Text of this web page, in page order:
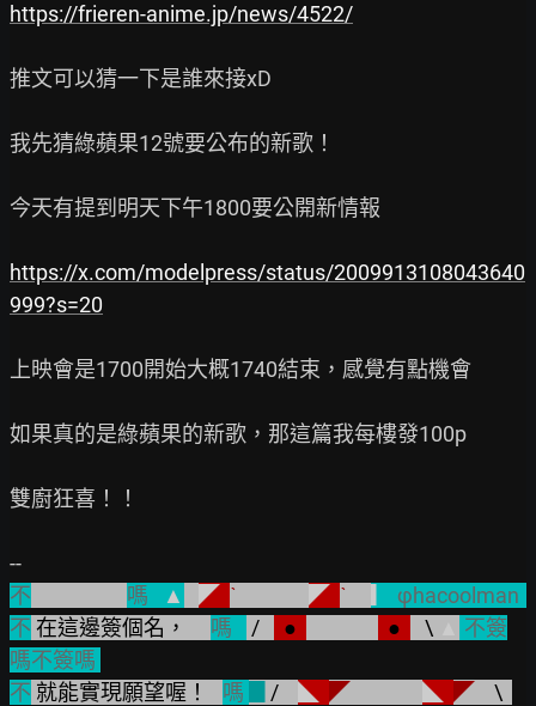
https://frieren-anime.jp/news/4522/
推文可以猜一下是誰來接xD
我先猜綠蘋果12號要公布的新歌！
今天有提到明天下午1800要公開新情報
https://x.com/modelpress/status/2009913108043640
999?s=20
上映會是1700開始大概1740結束，感覺有點機會
如果真的是綠蘋果的新歌，那這篇我每樓發100p
雙廚狂喜！！
不
嗎 ▲ ◤ ˋ ◤ ˋ
不 在這邊簽個名， 嗎 /
  ●
  ●
   \
不簽
嗎不簽嗎
不 就能實現願望喔！ 嗎 / ◣ ◤ ◣ ◤